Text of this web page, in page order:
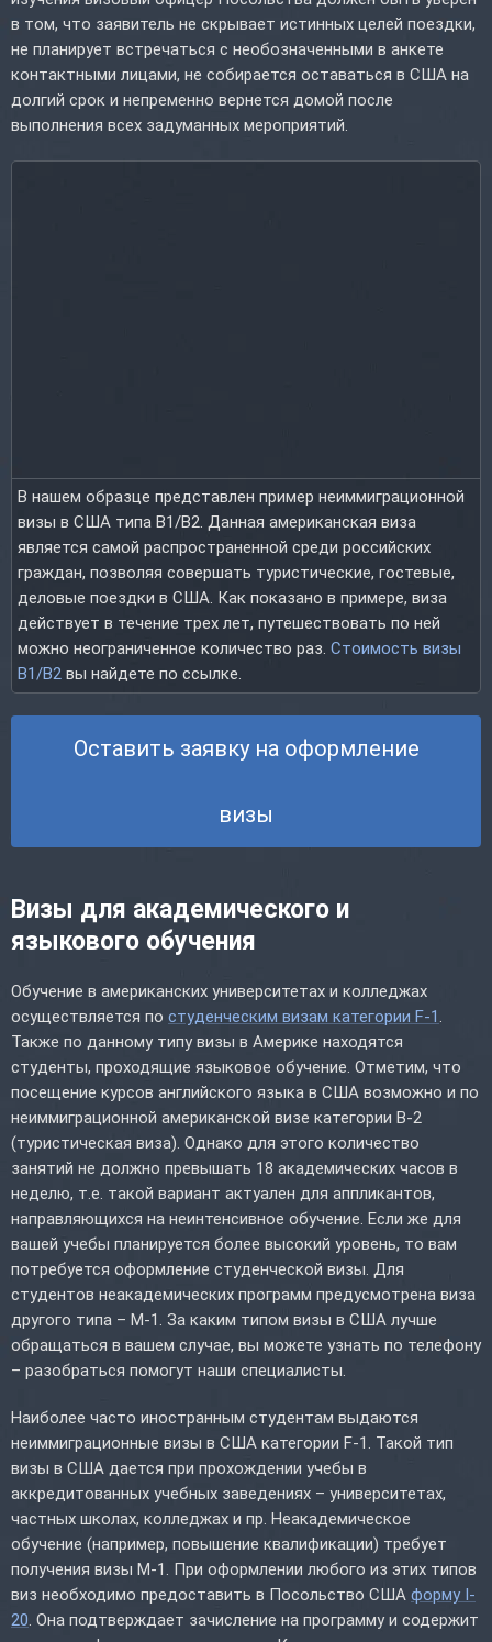
в том, что заявитель не скрывает истинных целей поездки,
не планирует встречаться с необозначенными в анкете
контактными лицами, не собирается оставаться в США на
долгий срок и непременно вернется домой после
выполнения всех задуманных мероприятий.
В нашем образце представлен пример неиммиграционной
визы в США типа B1/B2. Данная американская виза
является самой распространенной среди российских
граждан, позволяя совершать туристические, гостевые,
деловые поездки в США. Как показано в примере, виза
действует в течение трех лет, пу­те­шествовать по ней
можно неограниченное количество раз. Стоимость визы
B1/B2 вы найдете по ссылке.
Оставить заявку на оформление
визы
Визы для академического и
языкового обучения
Обучение в американских университетах и колледжах
осуществляется по студенческим визам категории F-1
Также по данному типу визы в Америке находятся
студенты, проходящие языковое обучение. Отметим, что
посещение курсов английского языка в США возможно и по
неиммиграционной американской визе категории B-2
(туристическая виза). Однако для этого количество
занятий не должно превышать 18 академических часов в
неделю, т.е. такой вариант актуален для аппликантов,
направляющихся на неинтенсивное обучение. Если же для
вашей учебы планируется более высокий уровень, то вам
потребуется оформление студенческой визы. Для
студентов неакадемических программ предусмотрена виза
другого типа – M-1. За каким типом визы в США лучше
обращаться в вашем случае, вы можете узнать по телефону
– разобраться помогут наши специалисты.
Наиболее часто иностранным студентам выдаются
неиммиграционные визы в США категории F-1. Такой тип
визы в США дается при прохождении учебы в
аккредитованных учебных заведениях – университетах,
частных школах, колледжах и пр. Неакадемическое
обучение (например, повышение квалификации) требует
получения визы М-1. При оформлении любого из этих типов
виз необходимо предоставить в Посольство США форму I-
20 . Она подтверждает зачисление на программу и содержит